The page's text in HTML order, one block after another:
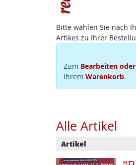
Bitte wählen Sie nach
Artikes zu Ihrer
Zum Bearbeiten
Ihrem Warenkorb.
Alle Artikel
Artikel